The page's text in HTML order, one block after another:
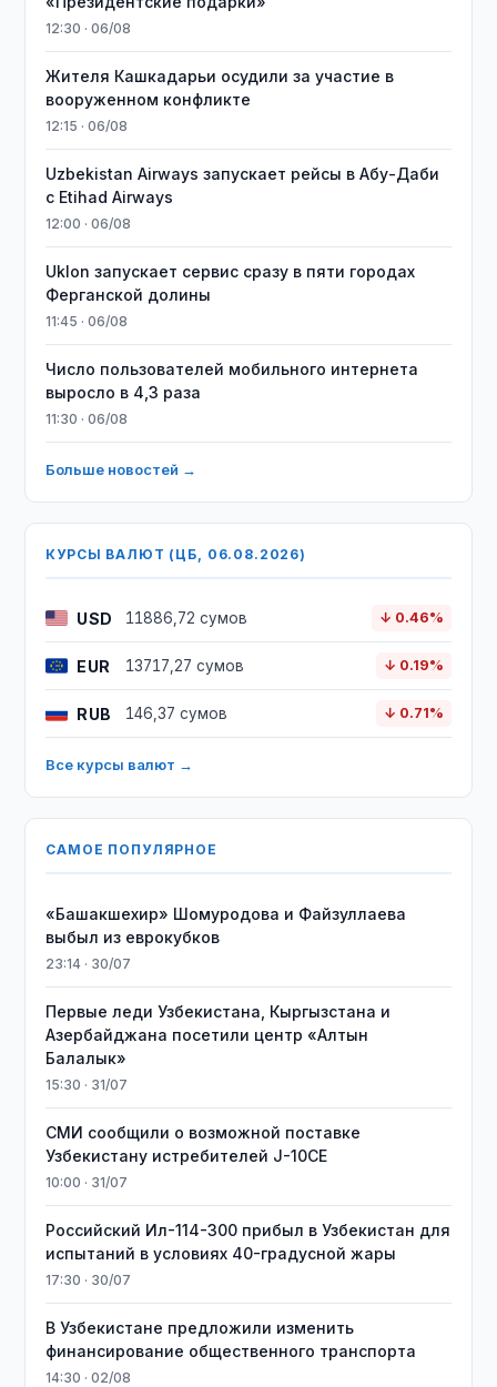
12:30 · 06/08
Жителя Кашкадарьи осудили за участие в
вооруженном конфликте
12:15 · 06/08
Uzbekistan Airways запускает рейсы в Абу-Даби
с Etihad Airways
12:00 · 06/08
Uklon запускает сервис сразу в пяти городах
Ферганской долины
11:45 · 06/08
Число пользователей мобильного интернета
выросло в 4,3 раза
11:30 · 06/08
Больше новостей →
КУРСЫ ВАЛЮТ (ЦБ, 06.08.2026)
USD 11886,72 сумов ↓ 0.46%
EUR 13717,27 сумов ↓ 0.19%
RUB 146,37 сумов ↓ 0.71%
Все курсы валют →
САМОЕ ПОПУЛЯРНОЕ
«Башакшехир» Шомуродова и Файзуллаева
выбыл из еврокубков
23:14 · 30/07
Первые леди Узбекистана, Кыргызстана и
Азербайджана посетили центр «Алтын
Балалык»
15:30 · 31/07
СМИ сообщили о возможной поставке
Узбекистану истребителей J-10CE
10:00 · 31/07
Российский Ил-114-300 прибыл в Узбекистан для
испытаний в условиях 40-градусной жары
17:30 · 30/07
В Узбекистане предложили изменить
финансирование общественного транспорта
14:30 · 02/08